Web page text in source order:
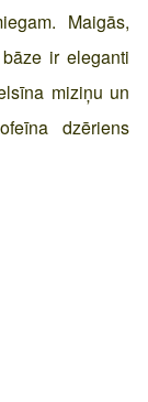
Maigās,
ir eleganti
miziņu un
dzēriens